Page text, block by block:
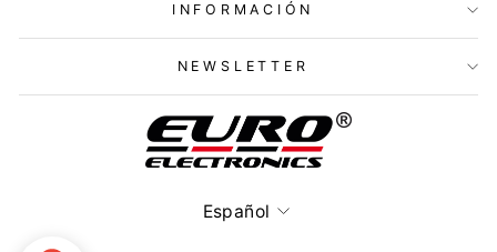
INFORMACIÓN
NEWSLETTER
Idioma
Español